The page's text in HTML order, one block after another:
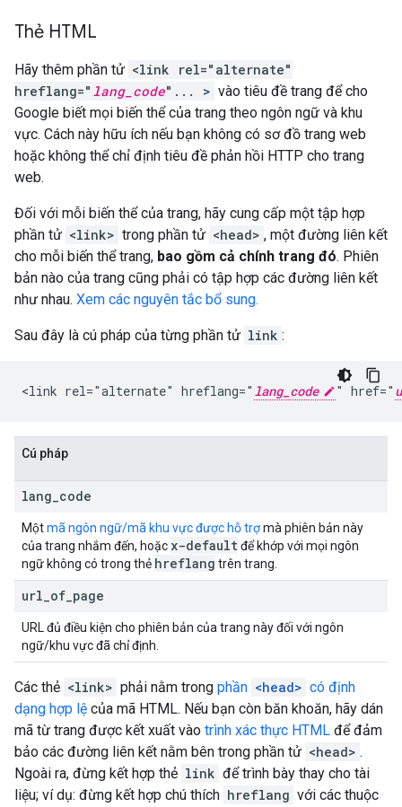
Thẻ HTML
Hãy thêm phần tử <link rel="alternate"
hreflang=" lang_code"... > vào tiêu đề trang để cho
Google biết mọi biến thể của trang theo ngôn ngữ và khu
vực. Cách này hữu ích nếu bạn không có sơ đồ trang web
hoặc không thể chỉ định tiêu đề phản hồi HTTP cho trang
web.
Đối với mỗi biến thể của trang, hãy cung cấp một tập hợp
phần tử <link> trong phần tử <head> , một đường liên kết
cho mỗi biến thể trang, bao gồm cả chính trang đó. Phiên
bản nào của trang cũng phải có tập hợp các đường liên kết
như nhau. Xem các nguyên tắc bổ sung.
Sau đây là cú pháp của từng phần tử link :
<link rel="alternate" hreflang=" lang_code " href="
Cú pháp
lang code
Mộtmã ngôn ngữ/mã khu vực được hỗ trợmà phiên bản này
của trang nhắm đến, hoặc x-defaultđể khớp với mọi ngôn
ngữ không có trong thẻ hreflang trên trang.
url of page
URL đủ điều kiện cho phiên bản của trang này đối với ngôn
ngữ/khu vực đã chỉ định.
Các thẻ <link> phải nằm trong phần <head> có định
dạng hợp lệ của mã HTML. Nếu bạn còn băn khoăn, hãy dán
mã từ trang được kết xuất vào trình xác thực HTML để đảm
bảo các đường liên kết nằm bên trong phần tử <head> .
Ngoài ra, đừng kết hợp thẻ link để trình bày thay cho tài
liệu; ví dụ: đừng kết hợp chú thích hreflang với các thuộc